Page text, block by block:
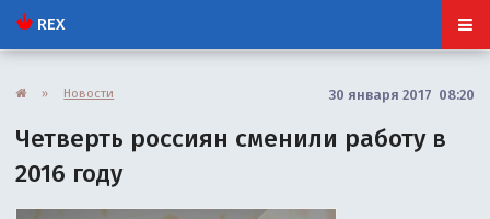
REX
» Новости 30 января 2017 08:20
Четверть россиян сменили работу в
2016 году